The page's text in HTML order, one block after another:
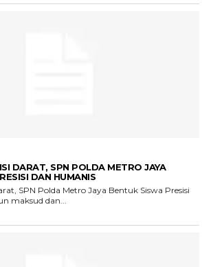
DARAT, SPN POLDA METRO JAYA
DAN HUMANIS
SPN Polda Metro Jaya Bentuk Siswa Presisi
‎Adapun maksud dan...